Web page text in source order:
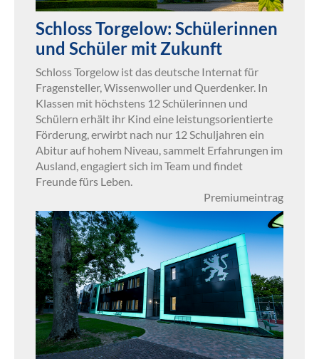
Schloss Torgelow: Schülerinnen
und Schüler mit Zukunft
Schloss Torgelow ist das deutsche Internat für
Fragensteller, Wissenwoller und Querdenker. In
Klassen mit höchstens 12 Schülerinnen und
Schülern erhält ihr Kind eine leistungsorientierte
Förderung, erwirbt nach nur 12 Schuljahren ein
Abitur auf hohem Niveau, sammelt Erfahrungen im
Ausland, engagiert sich im Team und findet
Freunde fürs Leben.
Premiumeintrag